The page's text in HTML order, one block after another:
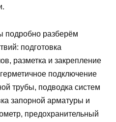
подробно разберём
подготовка
разметка и закрепление
подключение
трубы, подводка систем
запорной арматуры и
предохранительный